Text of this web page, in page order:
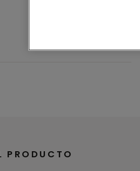
PRODUCTO